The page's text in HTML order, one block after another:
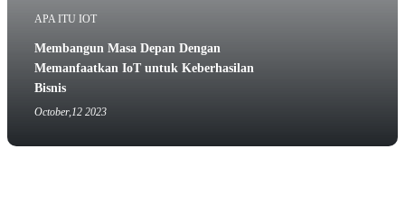
APA ITU IOT
Membangun Masa Depan Dengan
Memanfaatkan IoT untuk Keberhasilan
Bisnis
October,12 2023